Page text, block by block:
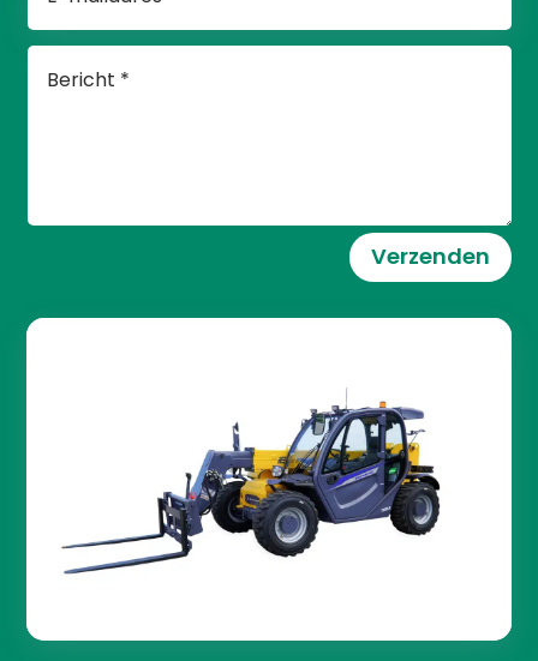
Verzenden